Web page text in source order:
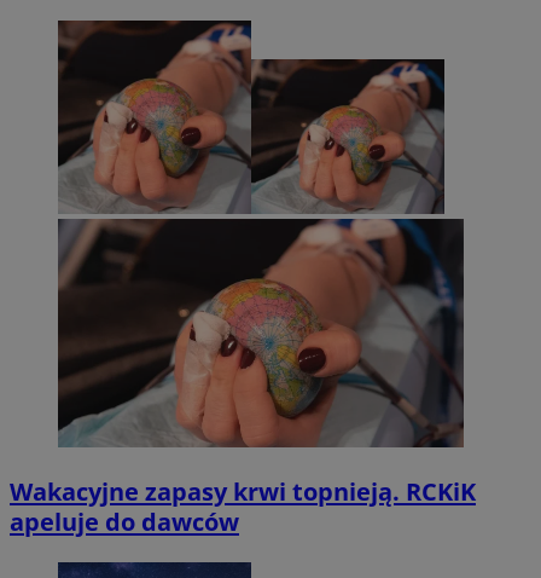
Wakacyjne zapasy krwi topnieją. RCKiK
apeluje do dawców